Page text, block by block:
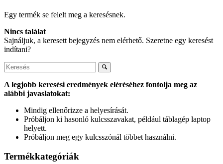
Egy termék se felelt meg a keresésnek.
Nincs találat
Sajnáljuk, a keresett bejegyzés nem elérhető. Szeretne egy keresést
indítani?
A legjobb keresési eredmények eléréséhez fontolja meg az
alábbi javaslatokat:
Mindig ellenőrizze a helyesírását.
Próbáljon ki hasonló kulcsszavakat, például táblagép laptop
helyett.
Próbáljon meg egy kulcsszónál többet használni.
Termékkategóriák